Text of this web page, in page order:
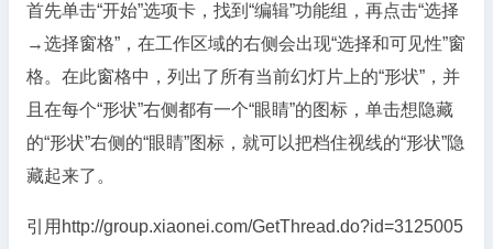
首先单击“开始”选项卡，找到“编辑”功能组，再点击“选择
→选择窗格”，在工作区域的右侧会出现“选择和可见性”窗
格。在此窗格中，列出了所有当前幻灯片上的“形状”，并
且在每个“形状”右侧都有一个“眼睛”的图标，单击想隐藏
的“形状”右侧的“眼睛”图标，就可以把档住视线的“形状”隐
藏起来了。
引用http://group.xiaonei.com/GetThread.do?id=3125005